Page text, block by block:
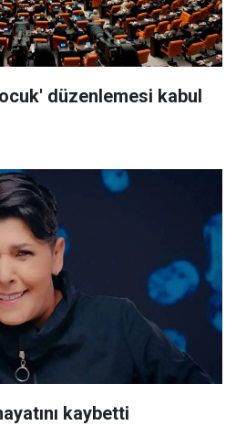
düzenlemesi kabul
kaybetti